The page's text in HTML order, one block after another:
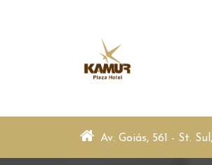
Av. Goiás, 561 - St.